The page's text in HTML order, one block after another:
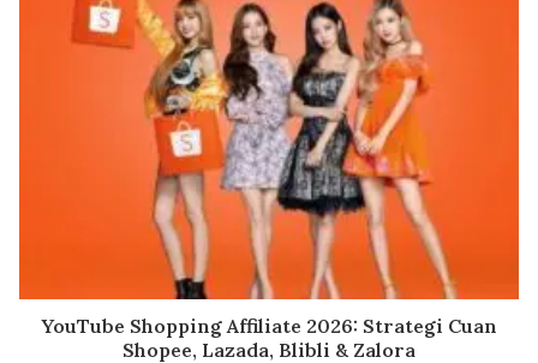
YouTube Shopping Affiliate 2026: Strategi Cuan
Shopee, Lazada, Blibli & Zalora